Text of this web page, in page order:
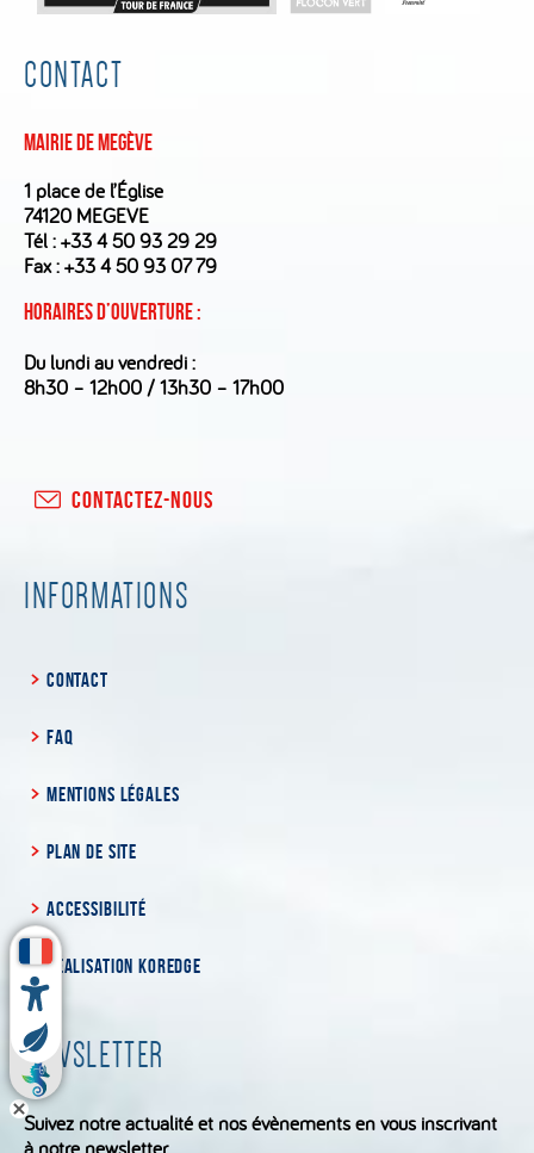
CONTACT
Mairie de Megève
1 place de l’Église
74120 MEGEVE
Tél :+33 4 50 93 29 29
Fax : +33 4 50 93 07 79
Horaires d’ouverture :
Du lundi au vendredi :
8h30 – 12h00 / 13h30 – 17h00
CONTACTEZ-NOUS
INFORMATIONS
CONTACT
FAQ
MENTIONS LÉGALES
PLAN DE SITE
ACCESSIBILITÉ
RÉALISATION KOREDGE
NEWSLETTER
Suivez notre actualité et nos évènements en vous inscrivant
à notre newsletter.